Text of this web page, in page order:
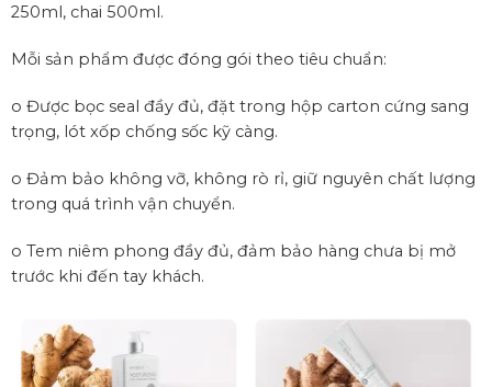
250ml, chai 500ml.
Mỗi sản phẩm được đóng gói theo tiêu chuẩn:
o Được bọc seal đầy đủ, đặt trong hộp carton cứng sang
trọng, lót xốp chống sốc kỹ càng.
o Đảm bảo không vỡ, không rò rỉ, giữ nguyên chất lượng
trong quá trình vận chuyển.
o Tem niêm phong đầy đủ, đảm bảo hàng chưa bị mở
trước khi đến tay khách.